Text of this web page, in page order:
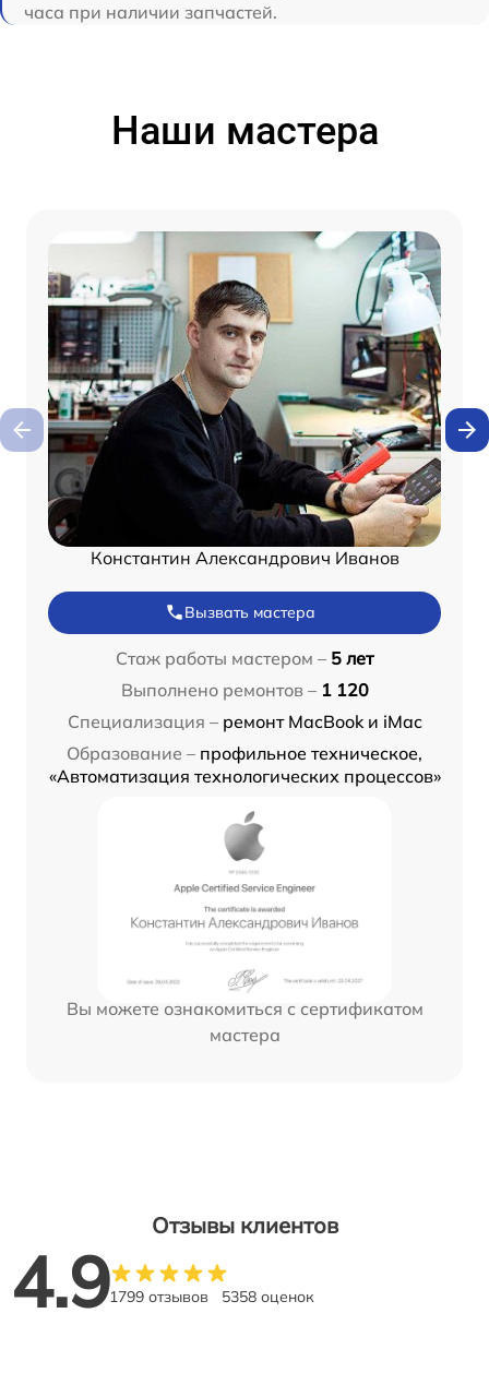
часа при наличии запчастей.
Наши мастера
Константин Александрович Иванов
Вызвать мастера
Стаж работы мастером – 5 лет
Выполнено ремонтов – 1 120
Специализация – ремонт MacBook и iMac
Образование – профильное техническое,
«Автоматизация технологических процессов»
Вы можете ознакомиться с сертификатом
мастера
Отзывы клиентов
4.91799 отзывов 5358 оценок